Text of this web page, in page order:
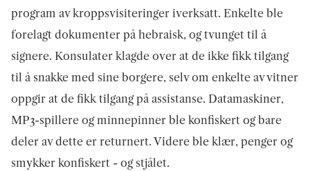
program av kroppsvisiteringer iverksatt. Enkelte ble
forelagt dokumenter på hebraisk, og tvunget til å
signere. Konsulater klagde over at de ikke fikk tilgang
til å snakke med sine borgere, selv om enkelte av vitner
oppgir at de fikk tilgang på assistanse. Datamaskiner,
MP3-spillere og minnepinner ble konfiskert og bare
deler av dette er returnert. Videre ble klær, penger og
smykker konfiskert - og stjålet.